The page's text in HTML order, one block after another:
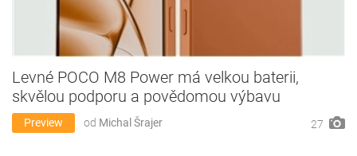
Levné POCO M8 Power má velkou baterii,
skvělou podporu a povědomou výbavu
Preview od Michal Šrajer 27